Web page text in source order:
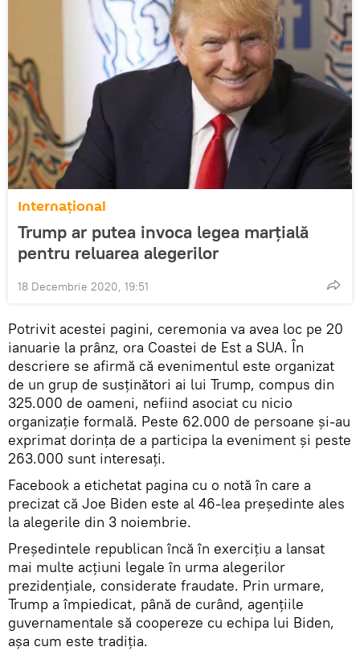
Internaţional
Trump ar putea invoca legea marţială
pentru reluarea alegerilor
18 Decembrie 2020, 19:51
Potrivit acestei pagini, ceremonia va avea loc pe 20
ianuarie la prânz, ora Coastei de Est a SUA. În
descriere se afirmă că evenimentul este organizat
de un grup de susținători ai lui Trump, compus din
325.000 de oameni, nefiind asociat cu nicio
organizație formală. Peste 62.000 de persoane și-au
exprimat dorința de a participa la eveniment și peste
263.000 sunt interesați.
Facebook a etichetat pagina cu o notă în care a
precizat că Joe Biden este al 46-lea președinte ales
la alegerile din 3 noiembrie.
Președintele republican încă în exerciţiu a lansat
mai multe acțiuni legale în urma alegerilor
prezidențiale, considerate fraudate. Prin urmare,
Trump a împiedicat, până de curând, agențiile
guvernamentale să coopereze cu echipa lui Biden,
așa cum este tradiția.